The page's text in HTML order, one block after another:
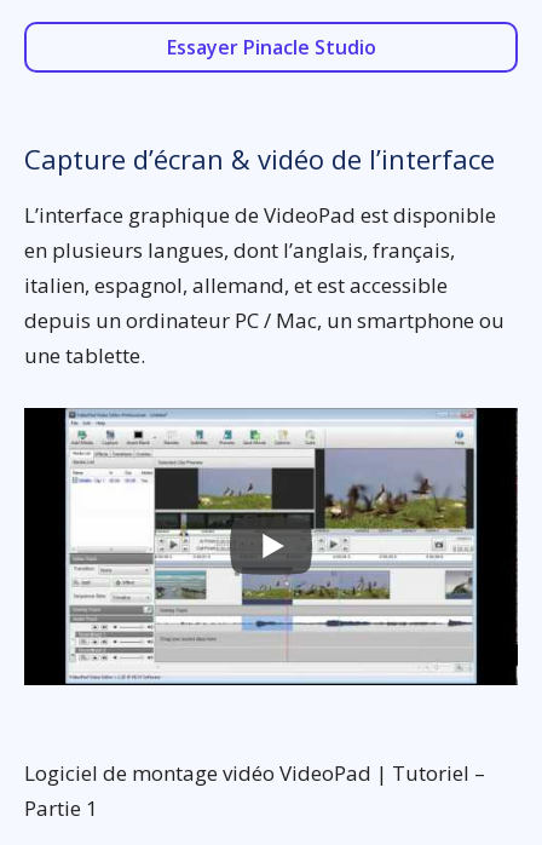
Essayer Pinacle Studio
Capture d’écran & vidéo de l’interface
L’interface graphique de VideoPad est disponible
en plusieurs langues, dont l’anglais, français,
italien, espagnol, allemand, et est accessible
depuis un ordinateur PC / Mac, un smartphone ou
une tablette.
Logiciel de montage vidéo VideoPad | Tutoriel –
Partie 1